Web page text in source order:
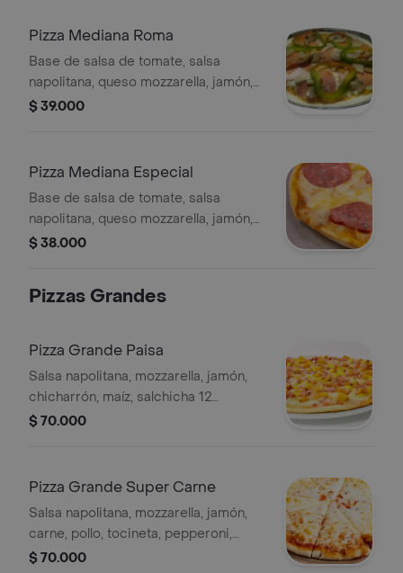
Pizza Mediana Roma
Base de salsa de tomate, salsa
napolitana, queso mozzarella, jamón,
pepperoni, pimentón y champiñones,
$ 39.000
Pizza Mediana Especial
Base de salsa de tomate, salsa
napolitana, queso mozzarella, jamón,
salami y pepperoni, 8 porciones, 32
$ 38.000
Pizzas Grandes
Pizza Grande Paisa
Salsa napolitana, mozzarella, jamón,
chicharrón, maíz, salchicha 12
porciones de 42cm
$ 70.000
Pizza Grande Super Carne
Salsa napolitana, mozzarella, jamón,
carne, pollo, tocineta, pepperoni,
salami. 12 porciones de 42cm
$ 70.000